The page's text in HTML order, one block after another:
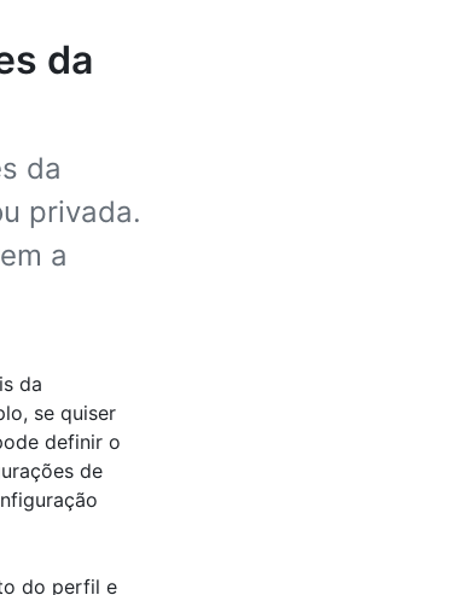
da
da
privada.
a
da
se quiser
definir o
de
do perfil e